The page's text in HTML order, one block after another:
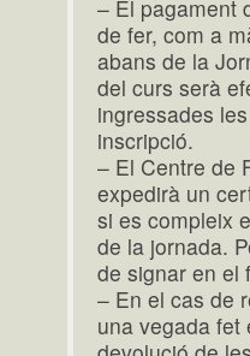
– El pagament
de fer, com a
abans de la
del curs serà
ingressades
inscripció.
– El Centre de
expedirà un
si es compleix
de la jornada.
de signar en el
– En el cas de
una vegada fet